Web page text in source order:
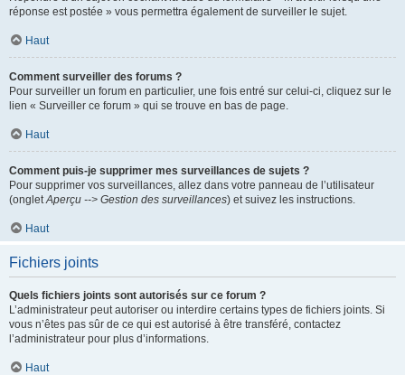
réponse est postée » vous permettra également de surveiller le sujet.
Haut
Comment surveiller des forums ?
Pour surveiller un forum en particulier, une fois entré sur celui-ci, cliquez sur le
lien « Surveiller ce forum » qui se trouve en bas de page.
Haut
Comment puis-je supprimer mes surveillances de sujets ?
Pour supprimer vos surveillances, allez dans votre panneau de l’utilisateur
(ongletAperçu --> Gestion des surveillances) et suivez les instructions.
Haut
Fichiers joints
Quels fichiers joints sont autorisés sur ce forum ?
L’administrateur peut autoriser ou interdire certains types de fichiers joints. Si
vous n’êtes pas sûr de ce qui est autorisé à être transféré, contactez
l’administrateur pour plus d’informations.
Haut